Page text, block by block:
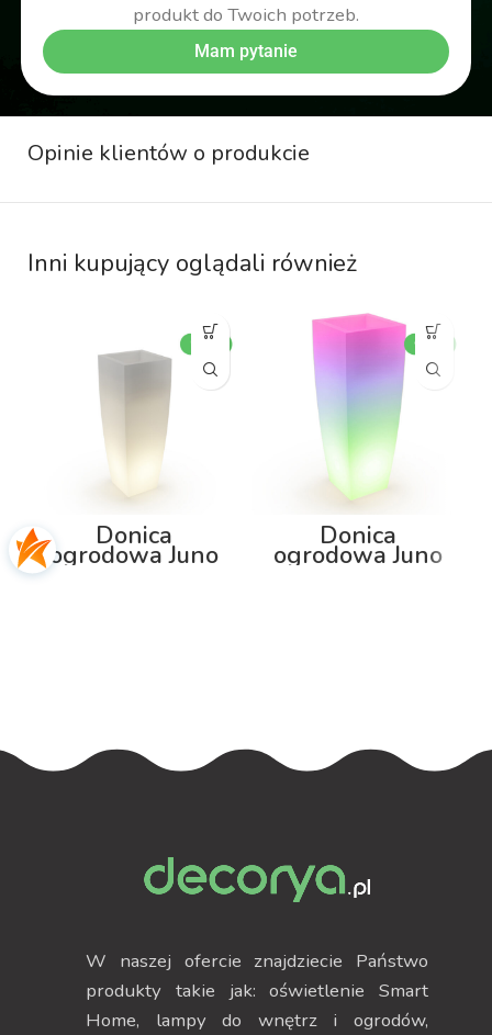
produkt do Twoich potrzeb.
Mam pytanie
Opinie klientów o produkcie
Inni kupujący oglądali również
Donica
ogrodowa Juno
Donica
ogrodowa Juno
W naszej ofercie znajdziecie Państwo
produkty takie jak: oświetlenie Smart
Home, lampy do wnętrz i ogrodów,